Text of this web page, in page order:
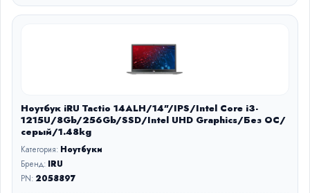
Ноутбук iRU Tactio 14ALH/14"/IPS/Intel Core i3-
1215U/8Gb/256Gb/SSD/Intel UHD Graphics/Без ОС/
серый/1.48kg
Категория: Ноутбуки
Бренд: IRU
PN: 2058897